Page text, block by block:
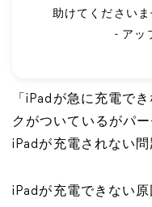
助けてくださいま
- アッ
「iPadが急に充電で
クがついているがパ
iPadが充電されない
iPadが充電できない